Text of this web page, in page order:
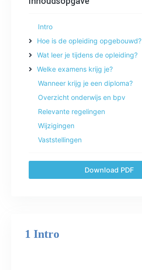
Intro
Hoe is de opleiding opgebouwd?
Wat leer je tijdens de opleiding?
Welke examens krijg je?
Wanneer krijg je een diploma?
Overzicht onderwijs en bpv
Relevante regelingen
Wijzigingen
Vaststellingen
Download PDF